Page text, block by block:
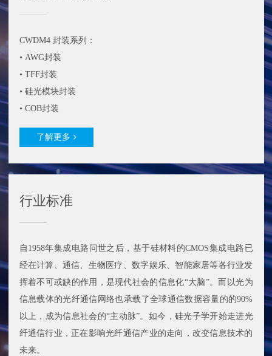
CWDM4 封装系列：
• AWG封装
• TFF封装
• 硅光模块封装
• COB封装
了解更多
行业标准
自1958年集成电路问世之后，基于硅材料的CMOS集成电路已
经在计算、通信、生物医疗、数字娱乐、智能家居等各行业发
挥着不可或缺的作用，是现代社会的信息化“大脑”。而以光为
信息载体的光纤通信网络也承载了全球通信数据容量的的90%
以上，成为信息社会的“主动脉”。如今，硅光子学开始走进光
纤通信行业，正在影响光纤通信产业的走向，改变信息技术的
未来。